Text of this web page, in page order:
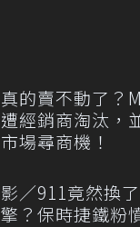
真的賣不動了？
遭經銷商淘汰，
市場尋商機！
影／911竟然換
擎？保時捷鐵粉